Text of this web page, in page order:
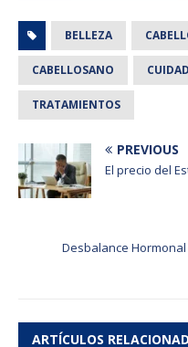
BELLEZA
CABELLOSANO
TRATAMIENTOS
PREVIOUS
El precio del
Desbalance
ARTÍCULOS